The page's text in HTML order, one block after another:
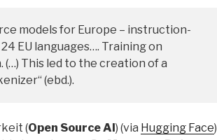
models for Europe – instruction-
EU languages…. Training on
(…) This led to the creation of a
(ebd.).
(Open Source AI ) (via Hugging Face)